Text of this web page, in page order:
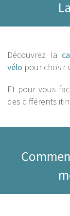
Découvrez la
vélo pour chosir
Et pour vous
des différents